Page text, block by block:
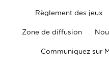
Règlement des jeux
Zone de diffusion
Communiquez sur